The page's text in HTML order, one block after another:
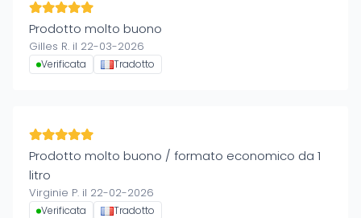
Prodotto molto buono
Gilles R. il 22-03-2026
Verificata Tradotto
Prodotto molto buono / formato economico da 1
litro
Virginie P. il 22-02-2026
Verificata Tradotto